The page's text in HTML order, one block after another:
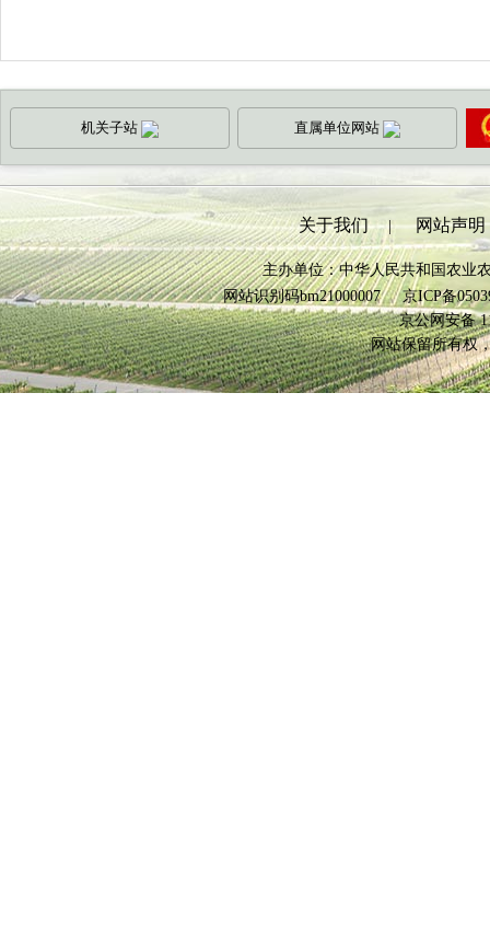
机关子站 直属单位网站
关于我们 | 网站声明
主办单位：中华人民共和国农业
网站识别码bm21000007京ICP备
京公网安备
网站保留所有权